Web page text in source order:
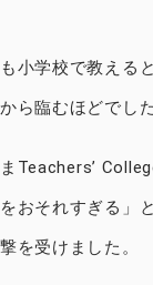
小学校で教える
ら臨むほどでした
Teachers’
おそれすぎる」
を受けました。